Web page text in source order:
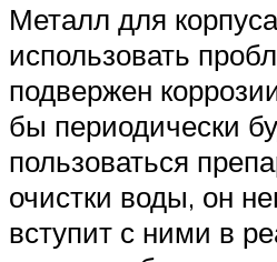
Металл для
использовать
подвержен
бы периодически
пользоваться
очистки воды, он
вступит с ними в